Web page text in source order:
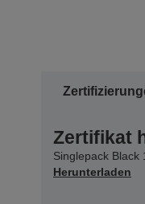
Zertifikat
Singlepack Black
Herunterladen